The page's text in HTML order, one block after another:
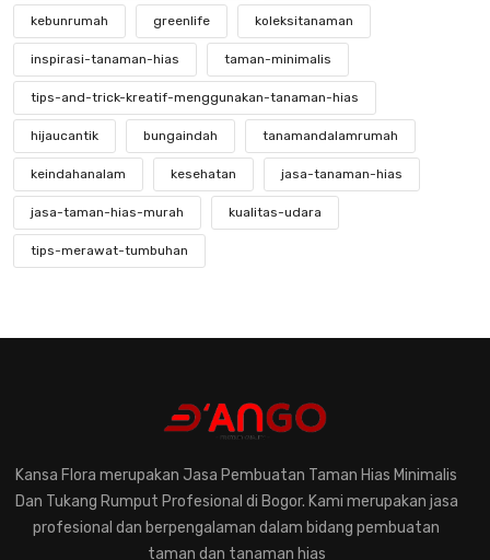
kebunrumah greenlife koleksitanaman
inspirasi-tanaman-hias taman-minimalis
tips-and-trick-kreatif-menggunakan-tanaman-hias
hijaucantik bungaindah tanamandalamrumah
keindahanalam kesehatan jasa-tanaman-hias
jasa-taman-hias-murah kualitas-udara
tips-merawat-tumbuhan
jasa-taman-murah
pentingnya-konsultasi-dengan-ahli-tanaman-hias
memilih-tanaman-hias-untuk-rumah
pemahaman-dalam-merawat-tanaman-hias
jasa-pembuatan-taman-hias eksplorasihijau
Kansa Flora merupakan Jasa Pembuatan Taman Hias Minimalis
Dan Tukang Rumput Profesional di Bogor. Kami merupakan jasa
profesional dan berpengalaman dalam bidang pembuatan
taman dan tanaman hias